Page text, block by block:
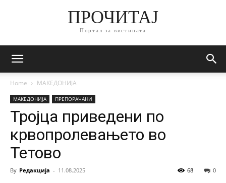
ПРОЧИТАЈ
Портал за вистината
Home МАКЕДОНИЈА
МАКЕДОНИЈА ПРЕПОРАЧАНИ
Тројца приведени по
крвопролевањето во
Тетово
By Редакција - 11.08.2025 0
68